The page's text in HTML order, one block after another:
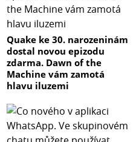
Quake ke 30. narozeninám
dostal novou epizodu
zdarma. Dawn of the
Machine vám zamotá
hlavu iluzemi